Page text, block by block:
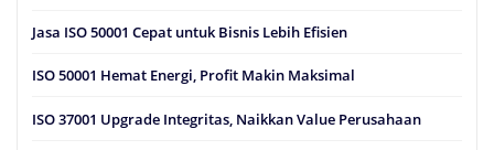
Jasa ISO 50001 Cepat untuk Bisnis Lebih Efisien
ISO 50001 Hemat Energi, Profit Makin Maksimal
ISO 37001 Upgrade Integritas, Naikkan Value Perusahaan